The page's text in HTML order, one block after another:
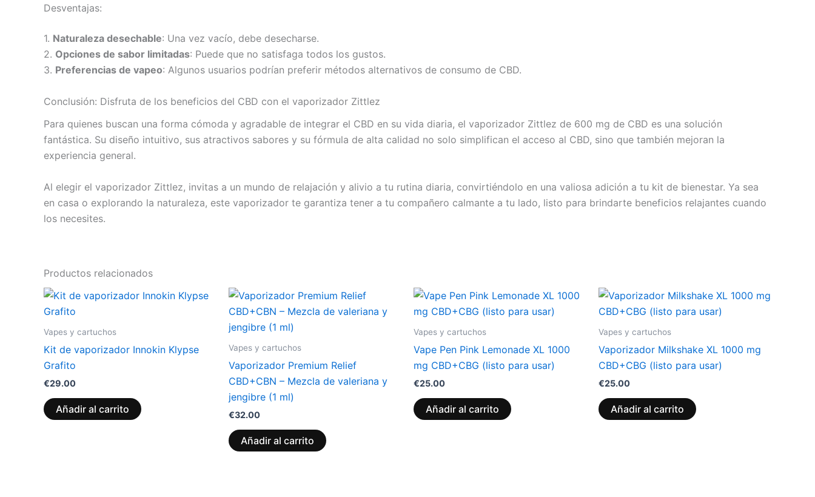
Desventajas:
1. Naturaleza desechable: Una vez vacío, debe desecharse.
2. Opciones de sabor limitadas: Puede que no satisfaga todos los gustos.
3. Preferencias de vapeo: Algunos usuarios podrían preferir métodos alternativos de consumo de CBD.
Conclusión: Disfruta de los beneficios del CBD con el vaporizador Zittlez
Para quienes buscan una forma cómoda y agradable de integrar el CBD en su vida diaria, el vaporizador Zittlez de 600 mg de CBD es una solución
fantástica. Su diseño intuitivo, sus atractivos sabores y su fórmula de alta calidad no solo simplifican el acceso al CBD, sino que también mejoran la
experiencia general.
Al elegir el vaporizador Zittlez, invitas a un mundo de relajación y alivio a tu rutina diaria, convirtiéndolo en una valiosa adición a tu kit de bienestar. Ya sea
en casa o explorando la naturaleza, este vaporizador te garantiza tener a tu compañero calmante a tu lado, listo para brindarte beneficios relajantes cuando
los necesites.
Productos relacionados
Vapes y cartuchos
Kit de vaporizador Innokin Klypse
Grafito
€29.00
Añadir al carrito
Vapes y cartuchos
Vaporizador Premium Relief
CBD+CBN – Mezcla de valeriana y
jengibre (1 ml)
€32.00
Añadir al carrito
Vapes y cartuchos
Vape Pen Pink Lemonade XL 1000
mg CBD+CBG (listo para usar)
€25.00
Añadir al carrito
Vapes y cartuchos
Vaporizador Milkshake XL 1000 mg
CBD+CBG (listo para usar)
€25.00
Añadir al carrito